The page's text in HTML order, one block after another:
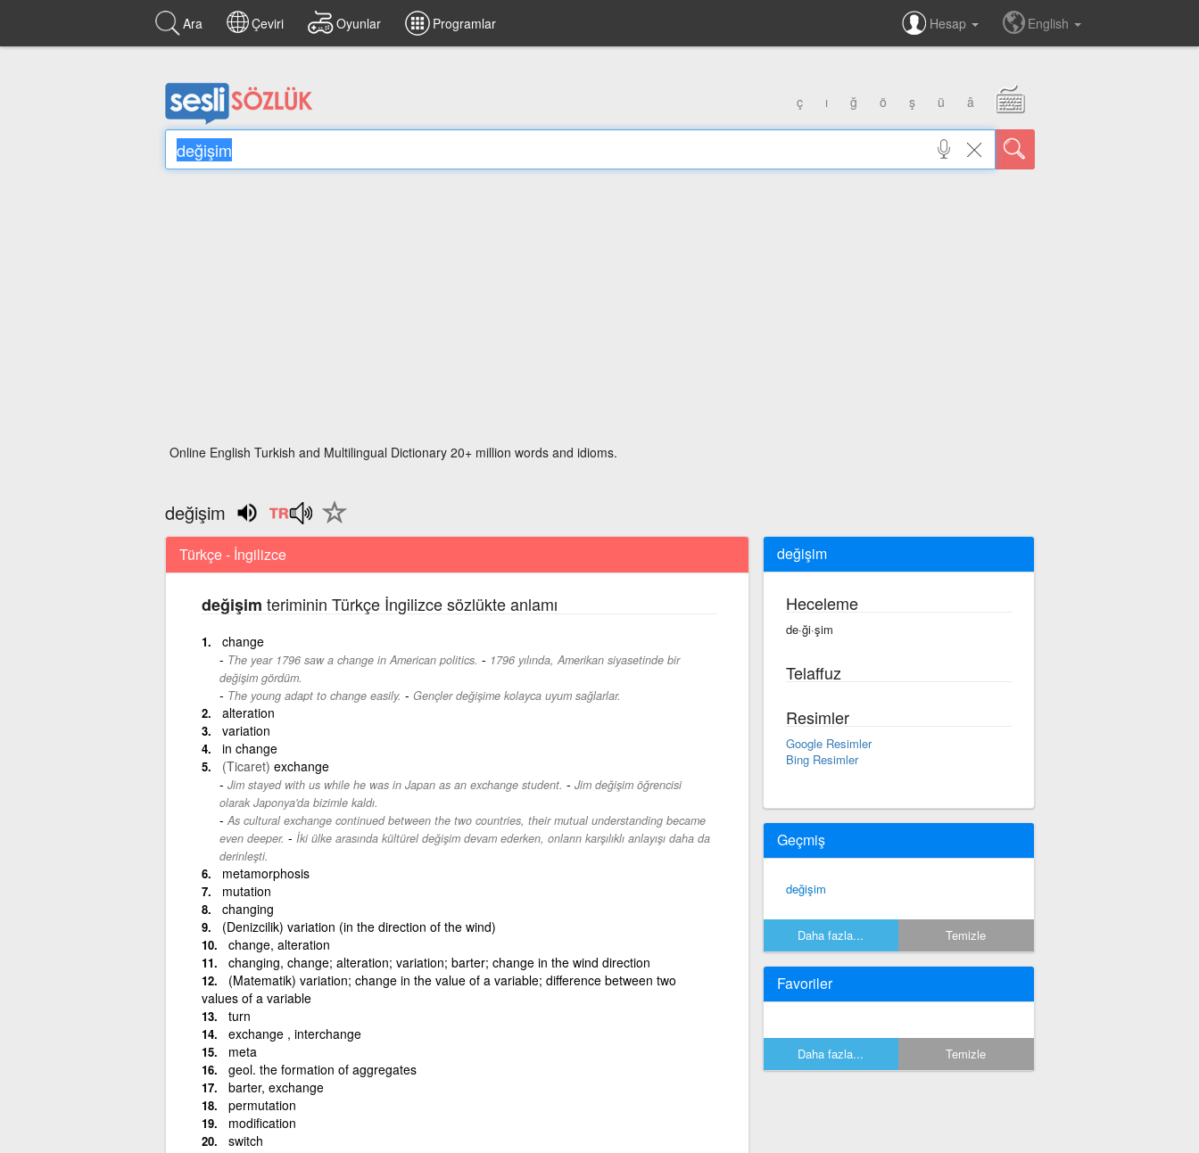
Ara Çeviri Oyunlar Programlar Hesap English
ç ı ğ ö ş ü â
Online English Turkish and Multilingual Dictionary 20+ million words and idioms.
değişim
Türkçe - İngilizce
değişim teriminin Türkçe İngilizce sözlükte anlamı
change
The year 1796 saw a change in American politics. - 1796 yılında, Amerikan siyasetinde bir
değişim gördüm.
The young adapt to change easily. - Gençler değişime kolayca uyum sağlarlar.
alteration
variation
in change
(Ticaret) exchange
Jim stayed with us while he was in Japan as an exchange student. - Jim değişim öğrencisi
olarak Japonya'da bizimle kaldı.
As cultural exchange continued between the two countries, their mutual understanding became
even deeper. - İki ülke arasında kültürel değişim devam ederken, onların karşılıklı anlayışı daha da
derinleşti.
metamorphosis
mutation
changing
(Denizcilik) variation (in the direction of the wind)
change, alteration
changing, change; alteration; variation; barter; change in the wind direction
(Matematik) variation; change in the value of a variable; difference between two
values of a variable
turn
exchange , interchange
meta
geol. the formation of aggregates
barter, exchange
permutation
modification
switch
değişim
Heceleme
de·ği·şim
Telaffuz
Resimler
Google Resimler
Bing Resimler
Geçmiş
değişim
Daha fazla... Temizle
Favoriler
Daha fazla... Temizle